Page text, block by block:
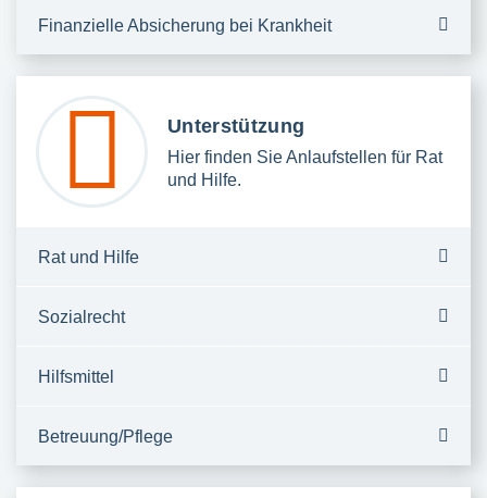
Finanzielle Absicherung bei Krankheit
Unterstützung
Hier finden Sie Anlaufstellen für Rat
und Hilfe.
Rat und Hilfe
Sozialrecht
Hilfsmittel
Betreuung/Pflege